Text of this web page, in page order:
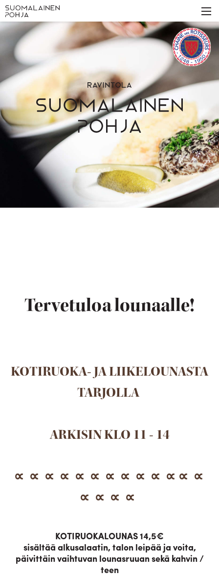
Tervetuloa lounaalle!
KOTIRUOKA- JA LIIKELOUNASTA
TARJOLLA
ARKISIN KLO 11 - 14
∝ ∝ ∝ ∝ ∝ ∝ ∝ ∝ ∝ ∝ ∝ ∝ ∝
∝ ∝ ∝ ∝
KOTIRUOKALOUNAS 14,5€
sisältää alkusalaatin, talon leipää ja voita,
päivittäin vaihtuvan lounasruuan sekä kahvin /
teen